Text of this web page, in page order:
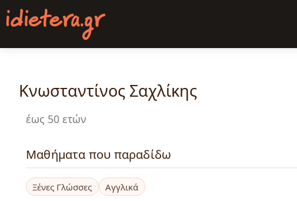
Παράκαμψη
προς
κυρίως
Κνωσταντίνος Σαχλίκης
έως 50 ετών
Μαθήματα που παραδίδω
Ξένες Γλώσσες Αγγλικά